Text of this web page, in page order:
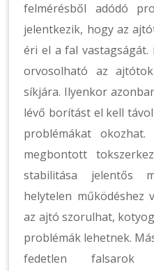
felmérésből adódó
jelentkezik, hogy az
éri el a fal
orvosolható az
síkjára. Ilyenkor
lévő borítást el kell
problémákat
megbontott
stabilitása jelentős
helytelen működéshez
az ajtó szorulhat,
problémák lehetnek.
fedetlen falsarok